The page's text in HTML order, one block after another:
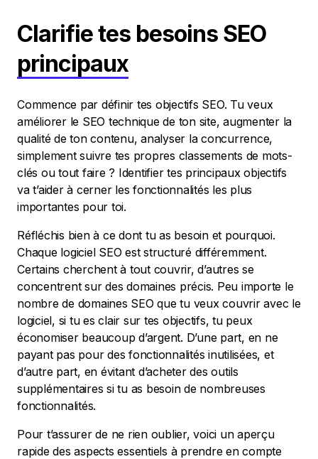
Clarifie tes besoins SEO
principaux
Commence par définir tes objectifs SEO. Tu veux
améliorer le SEO technique de ton site, augmenter la
qualité de ton contenu, analyser la concurrence,
simplement suivre tes propres classements de mots-
clés ou tout faire ? Identifier tes principaux objectifs
va t’aider à cerner les fonctionnalités les plus
importantes pour toi.
Réfléchis bien à ce dont tu as besoin et pourquoi.
Chaque logiciel SEO est structuré différemment.
Certains cherchent à tout couvrir, d’autres se
concentrent sur des domaines précis. Peu importe le
nombre de domaines SEO que tu veux couvrir avec le
logiciel, si tu es clair sur tes objectifs, tu peux
économiser beaucoup d’argent. D’une part, en ne
payant pas pour des fonctionnalités inutilisées, et
d’autre part, en évitant d’acheter des outils
supplémentaires si tu as besoin de nombreuses
fonctionnalités.
Pour t’assurer de ne rien oublier, voici un aperçu
rapide des aspects essentiels à prendre en compte